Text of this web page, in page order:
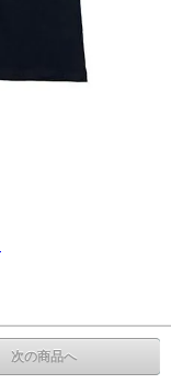
次の商品へ